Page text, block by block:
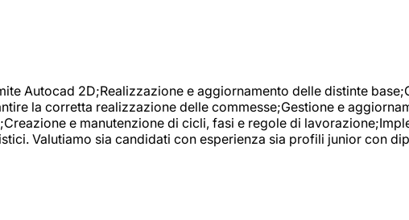
Autocad 2D;Realizzazione e aggiornamento delle distinte
la corretta realizzazione delle commesse;Gestione e
e manutenzione di cicli, fasi e regole di
Valutiamo sia candidati con esperienza sia profili junior con